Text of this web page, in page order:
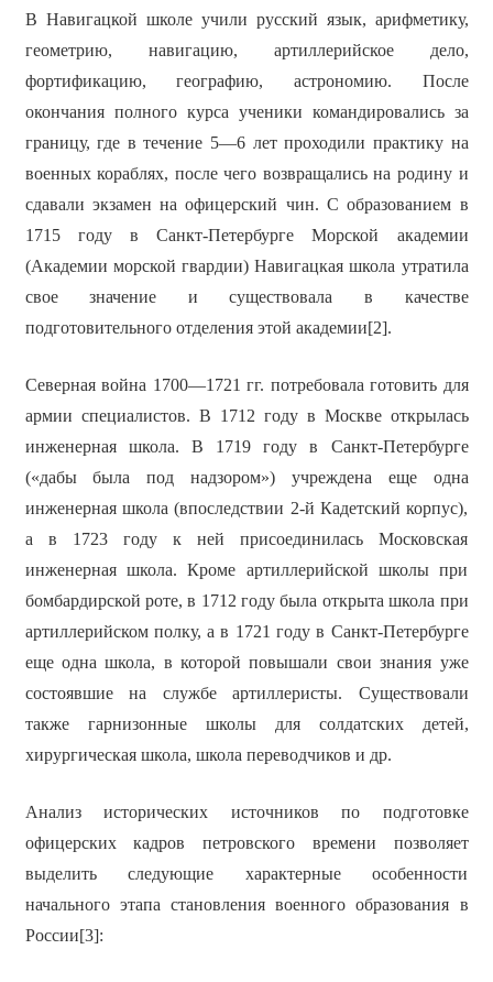
В Навигацкой школе учили русский язык, арифметику,
геометрию, навигацию, артиллерийское дело,
фортификацию, географию, астрономию. После
окончания полного курса ученики командировались за
границу, где в течение 5—6 лет проходили практику на
военных кораблях, после чего возвращались на родину и
сдавали экзамен на офицерский чин. С образованием в
1715 году в Санкт-Петербурге Морской академии
(Академии морской гвардии) Навигацкая школа утратила
свое значение и существовала в качестве
подготовительного отделения этой академии[2].
Северная война 1700—1721 гг. потребовала готовить для
армии специалистов. В 1712 году в Москве открылась
инженерная школа. В 1719 году в Санкт-Петербурге
(«дабы была под надзором») учреждена еще одна
инженерная школа (впоследствии 2-й Кадетский корпус),
а в 1723 году к ней присоединилась Московская
инженерная школа. Кроме артиллерийской школы при
бомбардирской роте, в 1712 году была открыта школа при
артиллерийском полку, а в 1721 году в Санкт-Петербурге
еще одна школа, в которой повышали свои знания уже
состоявшие на службе артиллеристы. Существовали
также гарнизонные школы для солдатских детей,
хирургическая школа, школа переводчиков и др.
Анализ исторических источников по подготовке
офицерских кадров петровского времени позволяет
выделить следующие характерные особенности
начального этапа становления военного образования в
России[3]: